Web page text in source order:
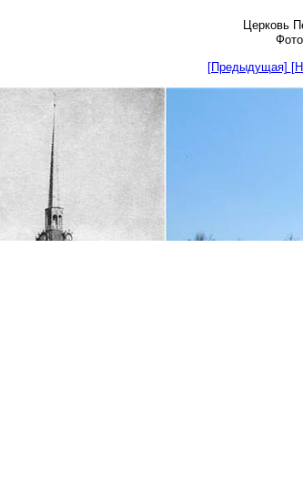
Церковь
[Предыдущая]